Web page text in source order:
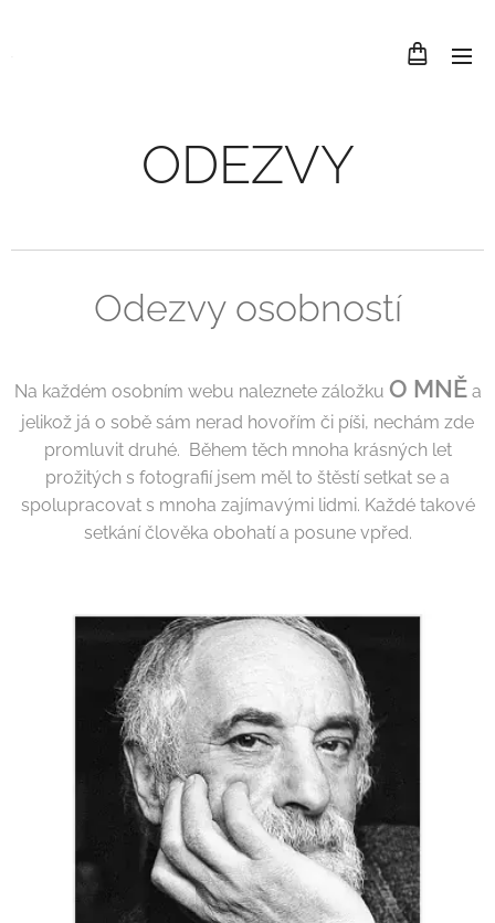
ODEZVY
Odezvy osobností
Na každém osobním webu naleznete záložku O MNĚa
jelikož já o sobě sám nerad hovořím či píši, nechám zde
promluvit druhé. Během těch mnoha krásných let
prožitých s fotografií jsem měl to štěstí setkat se a
spolupracovat s mnoha zajímavými lidmi. Každé takové
setkání člověka obohatí a posune vpřed.